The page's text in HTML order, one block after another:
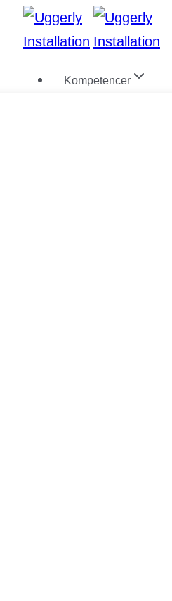
Fortsæt
Kompetencer